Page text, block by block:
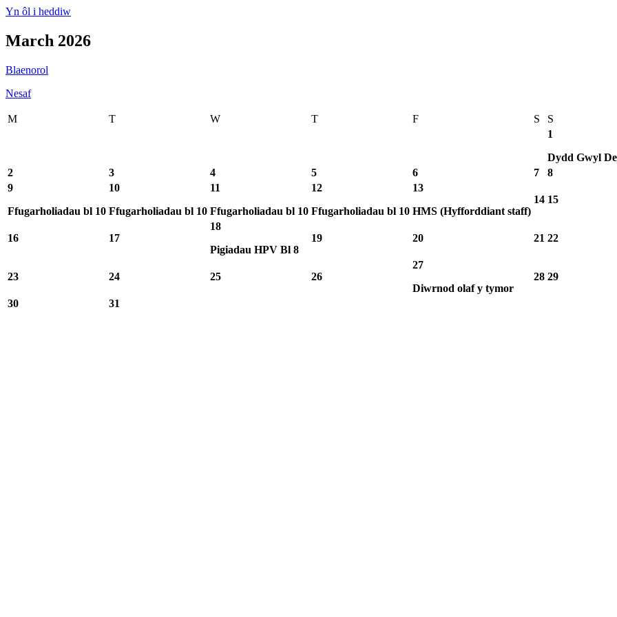
Yn ôl i heddiw
March 2026
Blaenorol
Nesaf
M T W T F S
S
1
Dydd Gwyl
2
3 4 5 6 7
8
9
Ffugarholiadau bl 10
10
Ffugarholiadau bl 10
11
Ffugarholiadau bl 10
12
Ffugarholiadau bl 10
13
HMS (Hyfforddiant staff)
14 15
16 17
18
Pigiadau HPV Bl 8
19 20 21 22
23 24 25 26
27
Diwrnod olaf y tymor
28 29
30 31